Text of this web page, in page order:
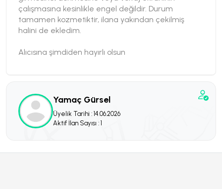
Yamaç Gürsel
Üyelik Tarihi : 14.06.2026
Aktif İlan Sayısı : 1
çalışmasına kesinlikle engel değildir. Durum
tamamen kozmetiktir, ilana yakından çekilmiş
halini de ekledim.
Alıcısına şimdiden hayırlı olsun